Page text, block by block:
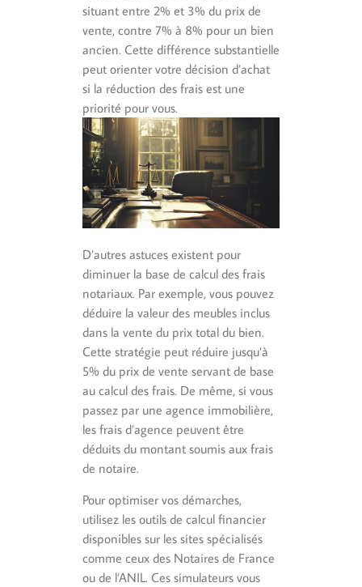
situant entre 2% et 3% du prix de
vente, contre 7% à 8% pour un bien
ancien. Cette différence substantielle
peut orienter votre décision d’achat
si la réduction des frais est une
priorité pour vous.
D’autres astuces existent pour
diminuer la base de calcul des frais
notariaux. Par exemple, vous pouvez
déduire la valeur des meubles inclus
dans la vente du prix total du bien.
Cette stratégie peut réduire jusqu’à
5% du prix de vente servant de base
au calcul des frais. De même, si vous
passez par une agence immobilière,
les frais d’agence peuvent être
déduits du montant soumis aux frais
de notaire.
Pour optimiser vos démarches,
utilisez les outils de calcul financier
disponibles sur les sites spécialisés
comme ceux des Notaires de France
ou de l’ANIL. Ces simulateurs vous